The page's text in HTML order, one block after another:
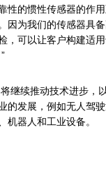
性的惯性传感器的作
因为我们的传感器具
，可以让客户构建适
继续推动技术进步，
的发展，例如无人驾
机器人和工业设备。